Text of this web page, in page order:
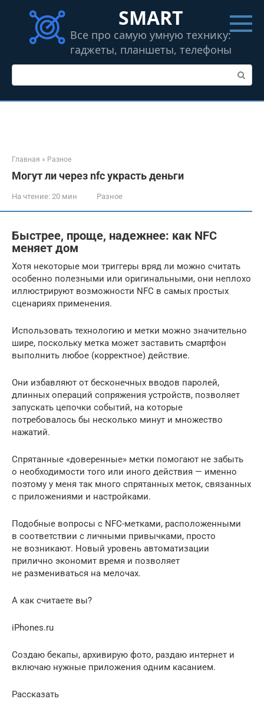
контенту
SMART
Все про самую умную технику:
гаджеты, планшеты, телефоны
Поиск:
Главная » Разное
Могут ли через nfc украсть деньги
На чтение: 20 мин Разное
Быстрее, проще, надежнее: как NFC
меняет дом
Хотя некоторые мои триггеры вряд ли можно считать
особенно полезными или оригинальными, они неплохо
иллюстрируют возможности NFC в самых простых
сценариях применения.
Использовать технологию и метки можно значительно
шире, поскольку метка может заставить смартфон
выполнить любое (корректное) действие.
Они избавляют от бесконечных вводов паролей,
длинных операций сопряжения устройств, позволяет
запускать цепочки событий, на которые
потребовалось бы несколько минут и множество
нажатий.
Спрятанные «доверенные» метки помогают не забыть
о необходимости того или иного действия — именно
поэтому у меня так много спрятанных меток, связанных
с приложениями и настройками.
Подобные вопросы с NFC-метками, расположенными
в соответствии с личными привычками, просто
не возникают. Новый уровень автоматизации
прилично экономит время и позволяет
не размениваться на мелочах.
А как считаете вы?
iPhones.ru
Создаю бекапы, архивирую фото, раздаю интернет и
включаю нужные приложения одним касанием.
Рассказать